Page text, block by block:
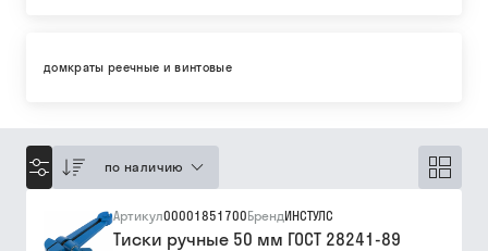
домкраты реечные и винтовые
по наличию
Артикул00001851700БрендИНСТУЛС
Тиски ручные 50 мм ГОСТ 28241-89